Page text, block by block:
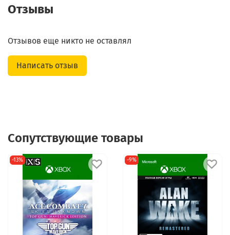
Отзывы
Отзывов еще никто не оставлял
Написать отзыв
Сопутствующие товары
-13% -9%